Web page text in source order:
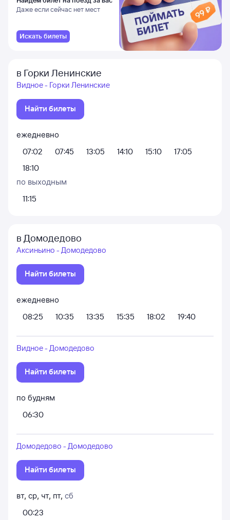
Даже если сейчас нет мест
Искать билеты
в Горки Ленинские
Видное - Горки Ленинские
Найти билеты
ежедневно
07:02
07:45 13:05 14:10 15:10
17:05
18:10
по выходным
11:15
в Домодедово
Аксиньино - Домодедово
Найти билеты
ежедневно
08:25
10:35 13:35 15:35 18:02 19:40
Видное - Домодедово
Найти билеты
по будням
06:30
Домодедово - Домодедово
Найти билеты
вт, ср, чт, пт, сб
00:23